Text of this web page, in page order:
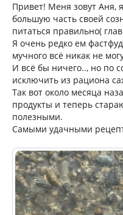
Привет! Меня зовут
большую часть своей
питаться правильно(
Я очень редко ем
мучного всё никак не
И всё бы ничего.., но по
исключить из рациона
Так вот около месяца
продукты и теперь
полезными.
Самыми удачными